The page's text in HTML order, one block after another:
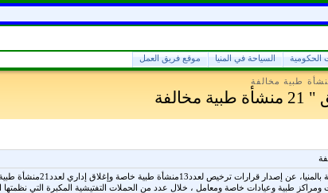
الحكومية السياحة في المنيا موقع فريق العمل
أعلنت إدارة العلاج الحر بمديرية
ومراكز طبية وعيادات خاصة ومعامل ، خلال عدد من الحملات التفتيشية المكبرة التي